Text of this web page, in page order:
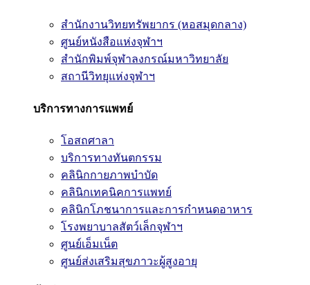
สำนักงานวิทยทรัพยากร (หอสมุดกลาง)
ศูนย์หนังสือแห่งจุฬาฯ
สำนักพิมพ์จุฬาลงกรณ์มหาวิทยาลัย
สถานีวิทยุแห่งจุฬาฯ
บริการทางการแพทย์
โอสถศาลา
บริการทางทันตกรรม
คลินิกกายภาพบำบัด
คลินิกเทคนิคการแพทย์
คลินิกโภชนาการและการกำหนดอาหาร
โรงพยาบาลสัตว์เล็กจุฬาฯ
ศูนย์เอ็มเน็ต
ศูนย์ส่งเสริมสุขภาวะผู้สูงอายุ